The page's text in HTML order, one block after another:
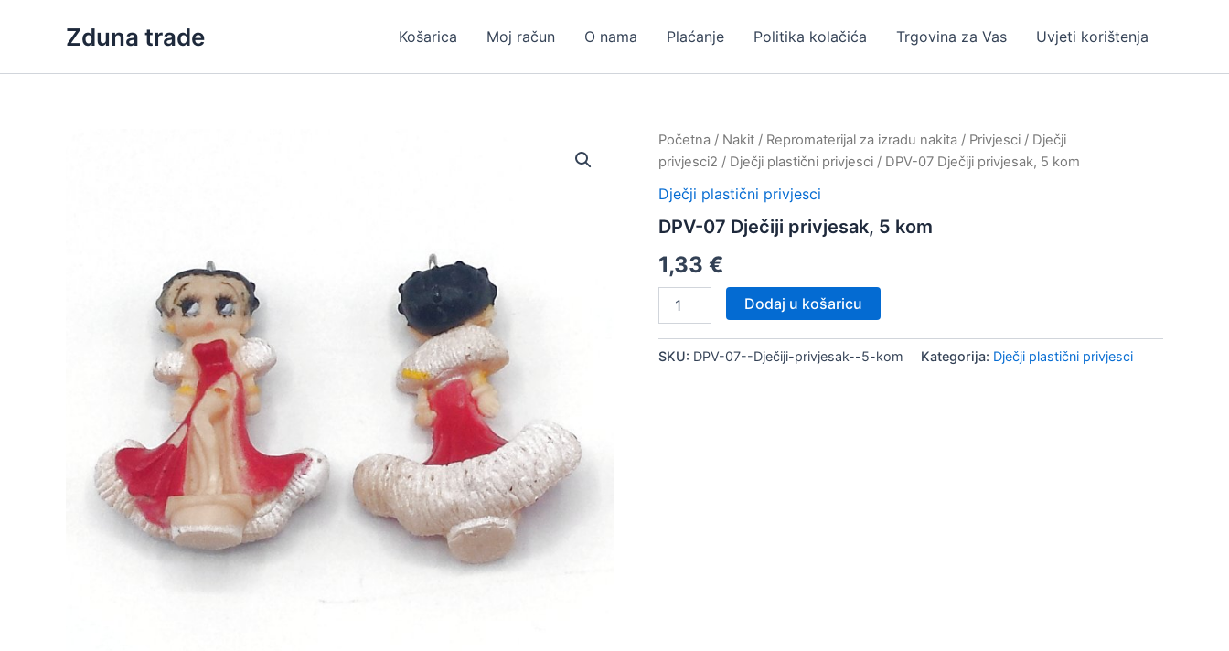
Zduna trade Košarica Moj račun O nama Plaćanje Politika kolačića Trgovina za Vas Uvjeti korištenja
Početna / Nakit / Repromaterijal za izradu nakita / Privjesci / Dječji
privjesci2 / Dječji plastični privjesci / DPV-07 Dječiji privjesak, 5 kom
Dječji plastični privjesci
DPV-07 Dječiji privjesak, 5 kom
1,33 €
privjesak,
Dodaj u košaricu
SKU: DPV-07--Dječiji-privjesak--5-kom Kategorija: Dječji plastični privjesci